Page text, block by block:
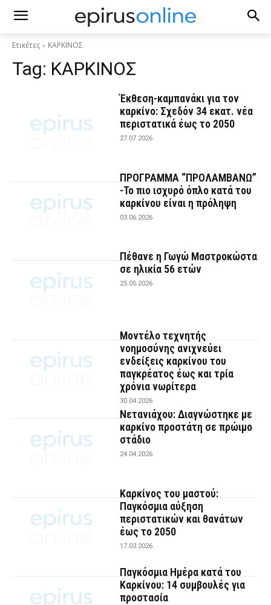
Ετικέτες ΚΑΡΚΙΝΟΣ
Tag: ΚΑΡΚΙΝΟΣ
Έκθεση-καμπανάκι για τον
καρκίνο: Σχεδόν 34 εκατ. νέα
περιστατικά έως το 2050
27.07.2026
ΠΡΟΓΡΑΜΜΑ “ΠΡΟΛΑΜΒΑΝΩ”
-Το πιο ισχυρό όπλο κατά του
καρκίνου είναι η πρόληψη
03.06.2026
Πέθανε η Γωγώ Μαστροκώστα
σε ηλικία 56 ετών
25.05.2026
Μοντέλο τεχνητής
νοημοσύνης ανιχνεύει
ενδείξεις καρκίνου του
παγκρέατος έως και τρία
χρόνια νωρίτερα
30.04.2026
Νετανιάχου: Διαγνώστηκε με
καρκίνο προστάτη σε πρώιμο
στάδιο
24.04.2026
Καρκίνος του μαστού:
Παγκόσμια αύξηση
περιστατικών και θανάτων
έως το 2050
17.03.2026
Παγκόσμια Ημέρα κατά του
Καρκίνου: 14 συμβουλές για
προστασία